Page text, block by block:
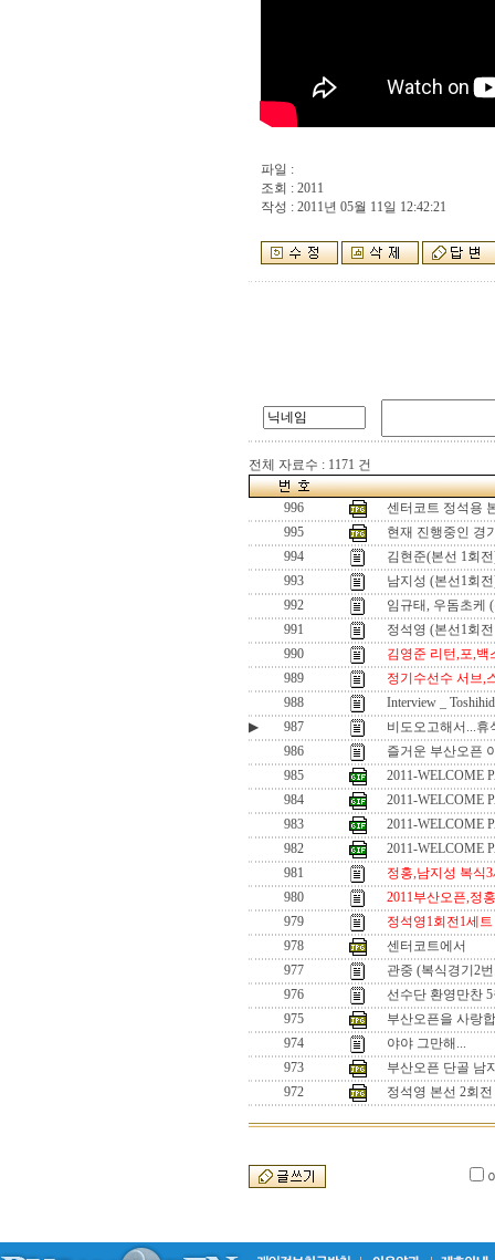
파일 :
조회 : 2011
작성 : 2011년 05월 11일 12:42:21
전체 자료수 : 1171 건
996
센터코트 정석용
995
현재 진행중인 경
994
김현준(본선 1회
993
남지성 (본선1회
992
임규태, 우돔초케
991
정석영 (본선1회
990
김영준 리턴,포,
989
정기수선수 서브,
988
Interview _
▶
987
비도오고해서...휴
986
즐거운 부산오픈
985
2011-WELCOME
984
2011-WELCOME
983
2011-WELCOME
982
2011-WELCOME
981
정홍,남지성 복식
980
2011부산오픈,정
979
정석영1회전1세
978
센터코트에서
977
관중 (복식경기2
976
선수단 환영만찬
975
부산오픈을 사랑
974
야야 그만해...
973
부산오픈 단골 남
972
정석영 본선 2회